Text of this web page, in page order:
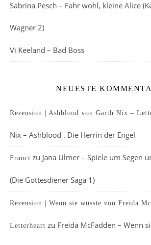
Sabrina Pesch – Fahr wohl, kleine Alice
Wagner 2)
Vi Keeland – Bad Boss
NEUESTE
Rezension | Ashblood von Garth Nix –
Nix – Ashblood . Die Herrin der Engel
Franci zu Jana Ulmer – Spiele um Segen
(Die Gottesdiener Saga 1)
Rezension | Wenn sie wüsste von Freida
Letterheart zu Freida McFadden – Wenn